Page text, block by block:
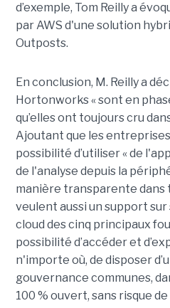
d’exemple, Tom Reilly a
par AWS d'une solution
Outposts.
En conclusion, M. Reilly a
Hortonworks « sont en
qu’elles ont toujours cru
Ajoutant que les
possibilité d’utiliser « de
de l'analyse depuis la
manière transparente dans
veulent aussi un support
cloud des cinq principaux
possibilité d’accéder et
n'importe où, de disposer
gouvernance communes,
100 % ouvert, sans risque